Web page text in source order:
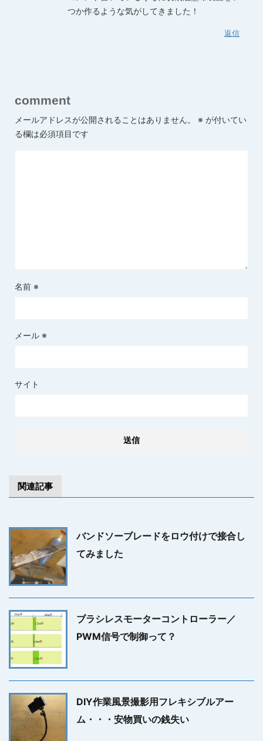
つか作るような気がしてきました！
返信
comment
メールアドレスが公開されることはありません。 ※ が付いてい
る欄は必須項目です
名前 ※
メール ※
サイト
関連記事
バンドソーブレードをロウ付けで接合し
てみました
ブラシレスモーターコントローラー／
PWM信号で制御って？
DIY作業風景撮影用フレキシブルアー
ム・・・安物買いの銭失い